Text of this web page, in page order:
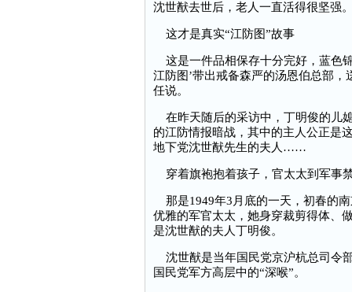
沈世猷去世后，老人一直活得很坚强
这才是真实“江防图”故事
这是一件品相保存十分完好，蓝色
江防图’带出戒备森严的汤恩伯总部
任说。
在昨天随后的采访中，丁明俊的儿
的江防情报暗战，其中的主人公正
地下党沈世猷先生的夫人……
穿着旗袍抱着孩子，官太太到军事
那是1949年3月底的一天，初春的
优雅的军官太太，她身穿裁剪得体、
是沈世猷的夫人丁明俊。
沈世猷是当年国民党京沪杭总司令
国民党军方高层中的“深喉”。